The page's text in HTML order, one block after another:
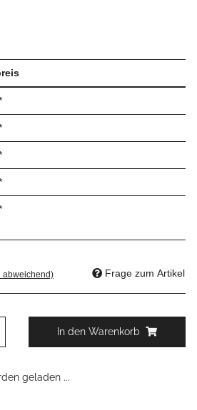
abweichend) Frage zum Artikel
In den Warenkorb
geladen ...